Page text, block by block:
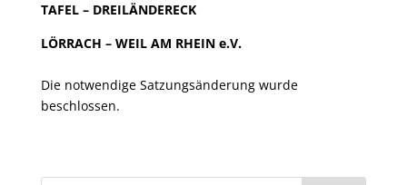
TAFEL – DREILÄNDERECK
LÖRRACH – WEIL AM RHEIN e.V.
Die notwendige Satzungsänderung wurde
beschlossen.